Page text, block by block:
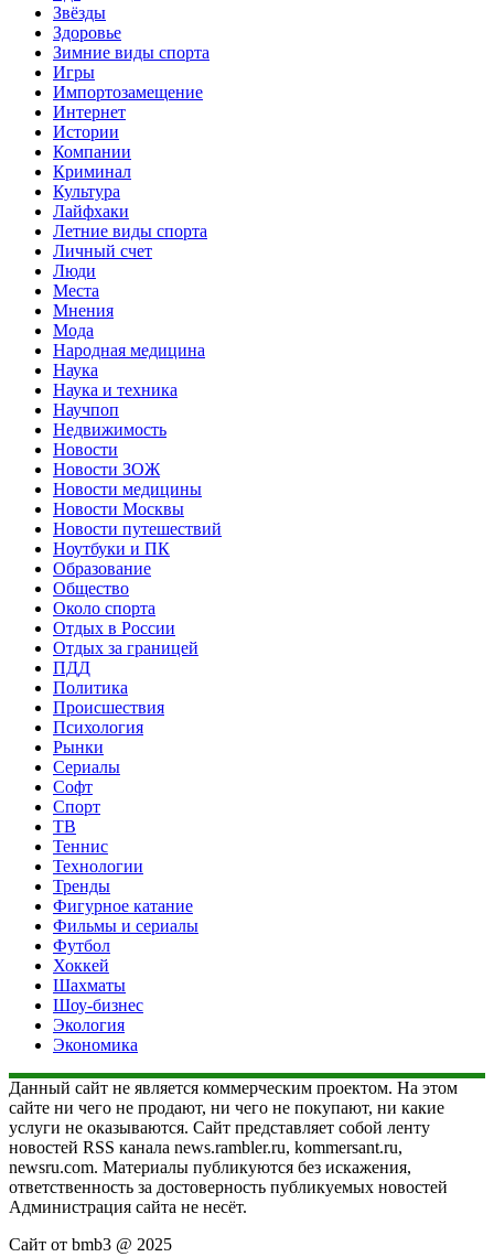
Звёзды
Здоровье
Зимние виды спорта
Игры
Импортозамещение
Интернет
Истории
Компании
Криминал
Культура
Лайфхаки
Летние виды спорта
Личный счет
Люди
Места
Мнения
Мода
Народная медицина
Наука
Наука и техника
Научпоп
Недвижимость
Новости
Новости ЗОЖ
Новости медицины
Новости Москвы
Новости путешествий
Ноутбуки и ПК
Образование
Общество
Около спорта
Отдых в России
Отдых за границей
ПДД
Политика
Происшествия
Психология
Рынки
Сериалы
Софт
Спорт
ТВ
Теннис
Технологии
Тренды
Фигурное катание
Фильмы и сериалы
Футбол
Хоккей
Шахматы
Шоу-бизнес
Экология
Экономика
Данный сайт не является коммерческим проектом. На этом
сайте ни чего не продают, ни чего не покупают, ни какие
услуги не оказываются. Сайт представляет собой ленту
новостей RSS канала news.rambler.ru, kommersant.ru,
newsru.com. Материалы публикуются без искажения,
ответственность за достоверность публикуемых новостей
Администрация сайта не несёт.
Сайт от bmb3 @ 2025